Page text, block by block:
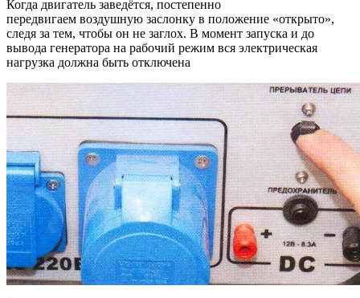
Когда двигатель заведётся, постепенно
передвигаем воздушную заслонку в положение «открыто»,
следя за тем, чтобы он не заглох. В момент запуска и до
вывода генератора на рабочий режим вся электрическая
нагрузка должна быть отключена